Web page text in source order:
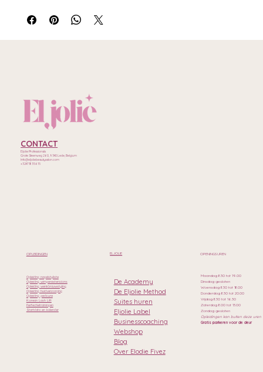
Maandag 8.30 tot 19.00
Dinsdag gesloten
Woensdag 8.30 tot 18.00
Donderdag 8.30 tot 20.00
Vrijdag 8.30 tot 16.30
Zaterdag 8.00 tot 13.00
Zondag gesloten
Opleidingen kan buiten deze uren
Gratis parkeren voor de deur
OPENINGSUREN
De Academy
De Eljolie Method
Suites huren
Eljolie Label
Businesscoaching
Webshop
Blog
Over Elodie Fivez
ELJOLIE
Opleiding nagelstyliste
Opleiding wimperextensions
Opleiding wenkbrauwstyling
Opleiding huidverzorging
Opleiding pedicure
Korean Lash Lift
Perfectietrainingen
Startdata en kalender
OPLEIDINGEN
CONTACT
Eljolie Professionals
Grote Steenweg 260, 9340 Lede, Belgium
Info@eljoliebeautysalon.com
+32471835615